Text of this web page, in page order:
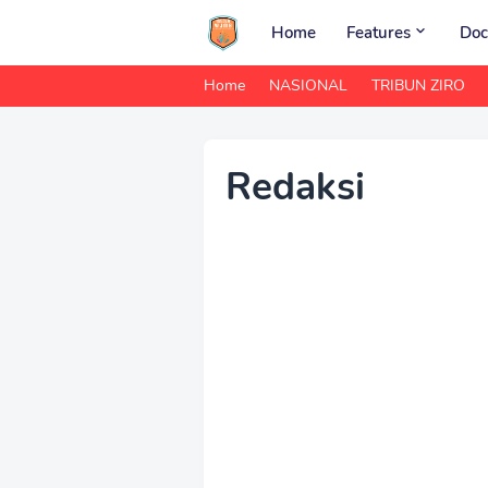
Home Features
Home NASIONAL TRIBUN ZIRO
Redaksi